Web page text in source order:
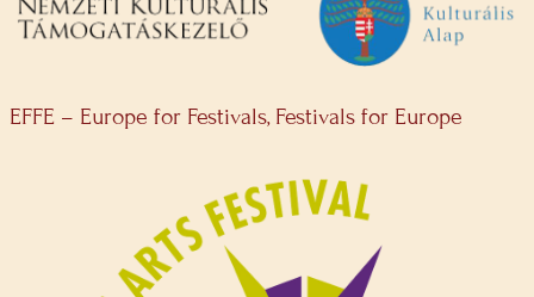
EFFE – Europe for Festivals, Festivals for Europe